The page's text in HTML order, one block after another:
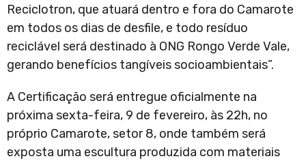
Reciclotron, que atuará dentro e fora do Camarote
em todos os dias de desfile, e todo resíduo
reciclável será destinado à ONG Rongo Verde Vale,
gerando benefícios tangíveis socioambientais”.
A Certificação será entregue oficialmente na
próxima sexta-feira, 9 de fevereiro, às 22h, no
próprio Camarote, setor 8, onde também será
exposta uma escultura produzida com materiais